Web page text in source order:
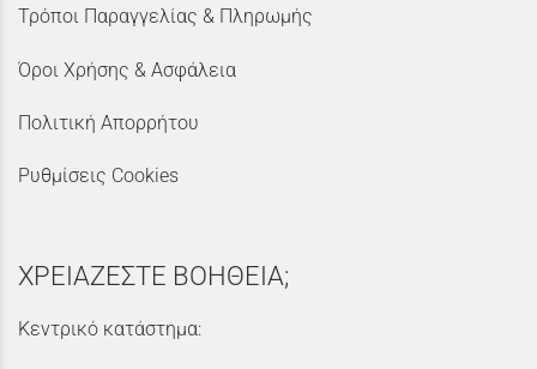
Τρόποι Παραγγελίας & Πληρωμής
Όροι Χρήσης & Ασφάλεια
Πολιτική Απορρήτου
Ρυθμίσεις Cookies
ΧΡΕΙΑΖΕΣΤΕ ΒΟΗΘΕΙΑ;
Κεντρικό κατάστημα: